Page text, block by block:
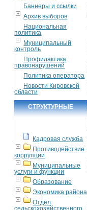
Баннеры и ссылки
Архив выборов
Национальная
политика
Муниципальный
контроль
Профилактика
правонарушений
Политика оператора
Новости Кировской
области
СТРУКТУРНЫЕ
Кадровая служба
Противодействие
коррупции
Муниципальные
услуги и функции
Образование
Экономика района
Отдел
сельскохозяйственного